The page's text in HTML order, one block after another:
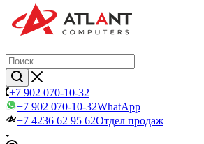
+7 902 070-10-32
+7 902 070-10-32WhatApp
+7 4236 62 95 62Отдел продаж